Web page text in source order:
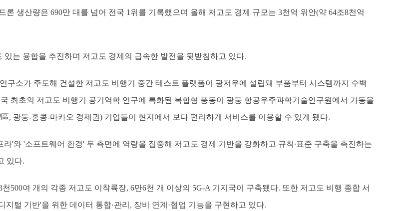
론 생산량은 690만 대를 넘어 전국 1위를 기록했으며 올해 저고도 경제 규모는 3천억 위안(약 64조8천억
있는 융합을 추진하며 저고도 경제의 급속한 발전을 뒷받침하고 있다.
구소가 주도해 건설한 저고도 비행기 중간 테스트 플랫폼이 광저우에 설립돼 부품부터 시스템까지 수백
최초의 저고도 비행기 공기역학 연구에 특화된 복합형 풍동이 광둥 항공우주과학기술연구원에서 가동을
, 광둥-홍콩-마카오 경제권) 기업들이 현지에서 보다 편리하게 서비스를 이용할 수 있게 됐다.
'와 '소프트웨어 환경' 두 측면에 역량을 집중해 저고도 경제 기반을 강화하고 규칙∙표준 구축을 촉진하는
있다.
500여 개의 각종 저고도 이착륙장, 6만6천 개 이상의 5G-A 기지국이 구축됐다. 또한 저고도 비행 종합 서
지털 기반'을 위한 데이터 통합·관리, 장비 연계·협업 기능을 구현하고 있다.